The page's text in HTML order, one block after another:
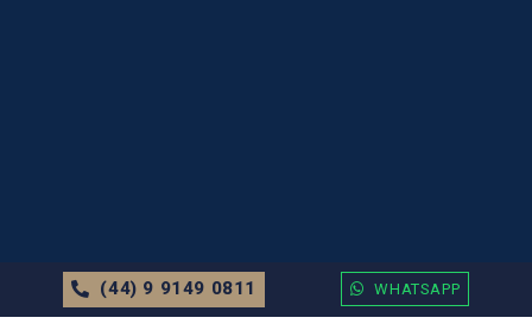
(44) 9 9149 0811 WHATSAPP